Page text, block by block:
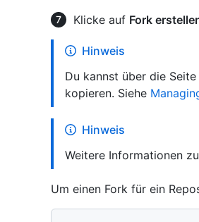
Klicke auf Fork
Hinweis
Du kannst über die Seite
kopieren. Siehe
Hinweis
Weitere Informationen
Um einen Fork für ein